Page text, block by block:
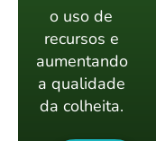
o uso de
recursos e
aumentando
a qualidade
da colheita.